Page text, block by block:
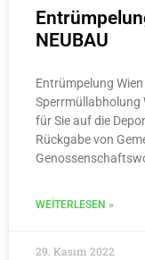
NEUBAU
Entrümpelung
Sperrmüllabholung
für Sie auf die
Rückgabe von
WEITERLESEN »
29. Kasım 2022